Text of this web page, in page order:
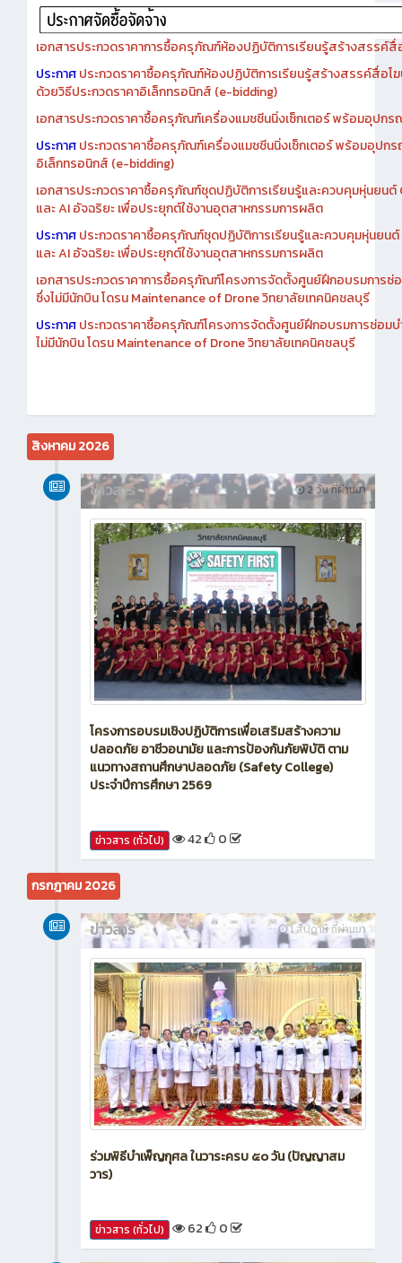
เอกสารประกวดราคาการซื้อครุภัณฑ์ห้องปฏิบัติการเรียนรู้สร้างสรรค์
ประกาศประกวดราคาซื้อครุภัณฑ์ห้องปฏิบัติการเรียนรู้สร้างสรรค์สื่อโ
ด้วยวิธีประกวดราคาอิเล็กทรอนิกส์ (e-bidding)
เอกสารประกวดราคาซื้อครุภัณฑ์เครื่องแมชชีนนิ่งเซ็กเตอร์ พร้อมอุปก
ประกาศประกวดราคาซื้อครุภัณฑ์เครื่องแมชชีนนิ่งเซ็กเตอร์ พร้อมอุปก
อิเล็กทรอนิกส์ (e-bidding)
เอกสารประกวดราคาซื้อครุภัณฑ์ชุดปฏิบัติการเรียนรู้และควบคุมหุ่นยน
และ AI อัจฉริยะ เพื่อประยุกต์ใช้งานอุตสาหกรรมการผลิต
ประกาศประกวดราคาซื้อครุภัณฑ์ชุดปฏิบัติการเรียนรู้และควบคุมหุ่นยน
และ AI อัจฉริยะ เพื่อประยุกต์ใช้งานอุตสาหกรรมการผลิต
เอกสารประกวดราคาการซื้อครุภัณฑ์โครงการจัดตั้งศูนย์ฝึกอบรมการซ่
ซึ่งไม่มีนักบิน โดรน Maintenance of Drone วิทยาลัยเทคนิคชลบุรี
ประกาศประกวดราคาซื้อครุภัณฑ์โครงการจัดตั้งศูนย์ฝึกอบรมการซ่อมบ
ไม่มีนักบิน โดรน Maintenance of Drone วิทยาลัยเทคนิคชลบุรี
สิงหาคม 2026
2 วัน ที่ผ่านมา
ข่าวสาร
โครงการอบรมเชิงปฏิบัติการเพื่อเสริมสร้างความ
ปลอดภัย อาชีวอนามัย และการป้องกันภัยพิบัติ ตาม
แนวทางสถานศึกษาปลอดภัย (Safety College)
ประจำปีการศึกษา 2569
ข่าวสาร (ทั่วไป) 42 0
กรกฎาคม 2026
1 สัปดาห์ ที่ผ่านมา
ข่าวสาร
ร่วมพิธีบำเพ็ญกุศล ในวาระครบ ๕๐ วัน (ปัญญาสม
วาร)
ข่าวสาร (ทั่วไป) 62 0